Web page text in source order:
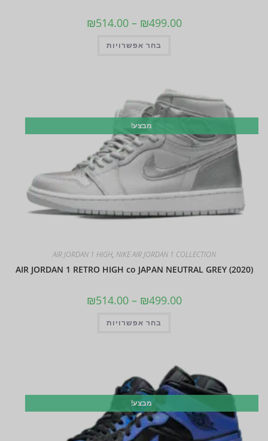
₪499.00
–
₪514.00
בחר אפשרויות
מבצע!
AIR JORDAN 1 HIGH, NIKE AIR JORDAN 1 COLLECTION
AIR JORDAN 1 RETRO HIGH co JAPAN NEUTRAL GREY (2020)
₪499.00
–
₪514.00
בחר אפשרויות
מבצע!